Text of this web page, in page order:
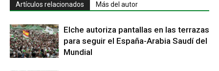
Artículos relacionados Más del autor
Elche autoriza pantallas en las terrazas
para seguir el España-Arabia Saudí del
Mundial